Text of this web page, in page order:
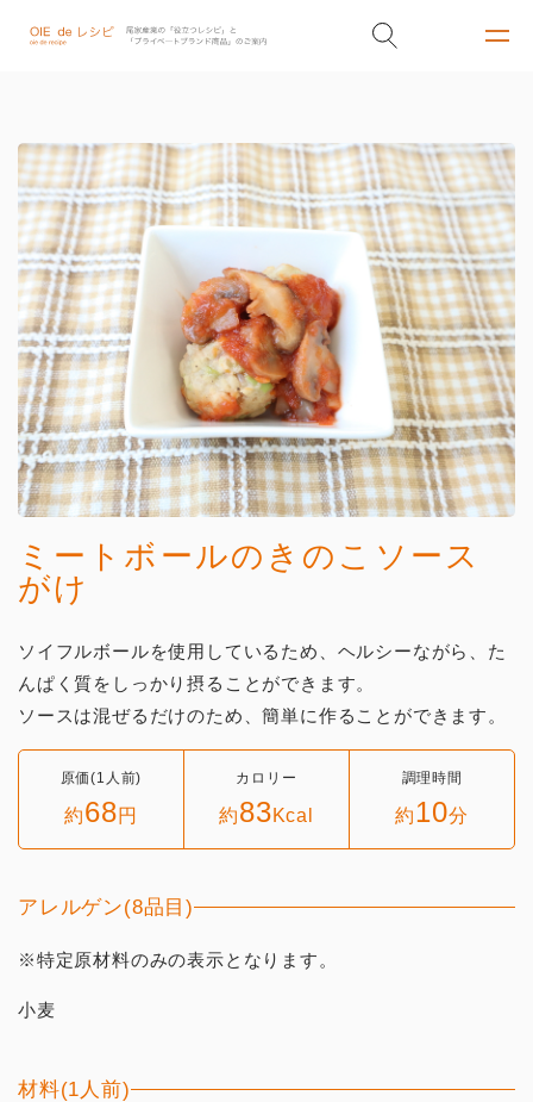
ミートボールのきのこソース
がけ
ソイフルボールを使用しているため、ヘルシーながら、た
んぱく質をしっかり摂ることができます。
ソースは混ぜるだけのため、簡単に作ることができます。
原価(1人前)
約68円
カロリー
約83Kcal
調理時間
約10分
アレルゲン(8品目)
※特定原材料のみの表示となります。
小麦
材料(1人前)